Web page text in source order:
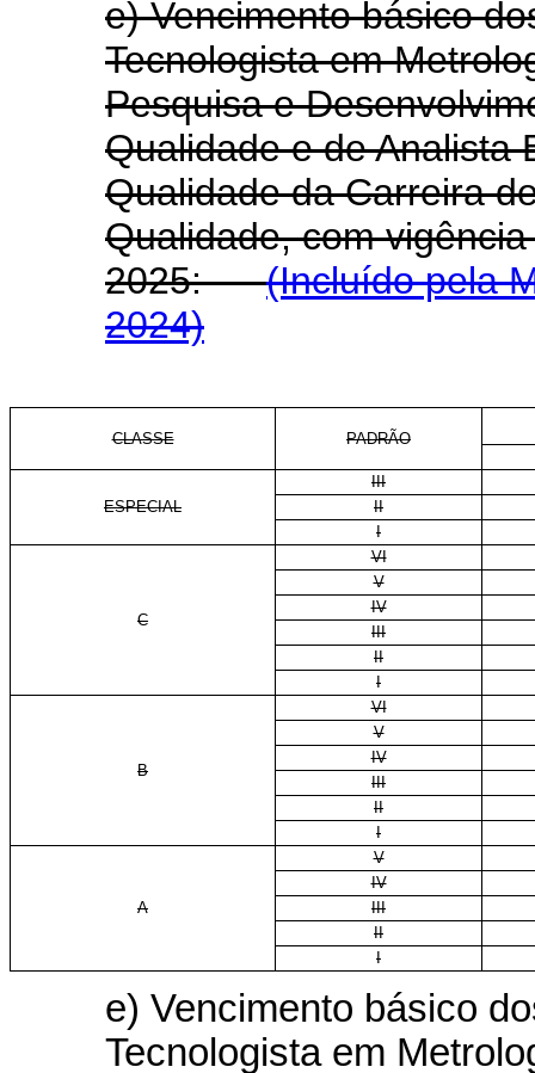
e) Vencimento básico
Tecnologista em
Pesquisa e
Qualidade e de Analista
Qualidade da Carreira
Qualidade, com
2025:(Incluído pela
2024)
CLASSE PADRÃO
ESPECIAL
III
II
I
C
VI
V
IV
III
II
I
B
VI
V
IV
III
II
I
A
V
IV
III
II
I
e) Vencimento básico
Tecnologista em